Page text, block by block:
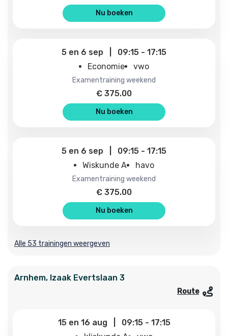
Nu boeken
5 en 6 sep 09:15 - 17:15
Economie
vwo
examentraining weekend
€ 375.00
Nu boeken
5 en 6 sep 09:15 - 17:15
Wiskunde A
havo
examentraining weekend
€ 375.00
Nu boeken
Alle 53 trainingen weergeven
Arnhem, Izaak Evertslaan 3
Route
15 en 16 aug 09:15- 17:15